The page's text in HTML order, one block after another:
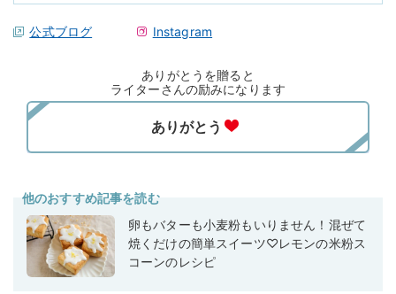
公式ブログ Instagram
ありがとうを贈ると
ライターさんの励みになります
他のおすすめ記事を読む
卵もバターも小麦粉もいりません！混ぜて
焼くだけの簡単スイーツ♡レモンの米粉ス
コーンのレシピ